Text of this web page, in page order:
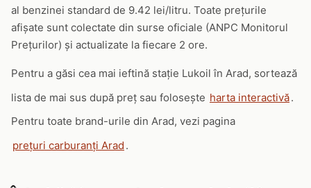
al benzinei standard de 9.42 lei/litru. Toate prețurile
afișate sunt colectate din surse oficiale (ANPC Monitorul
Prețurilor) și actualizate la fiecare 2 ore.
Pentru a găsi cea mai ieftină stație Lukoil în Arad, sortează
lista de mai sus după preț sau folosește harta interactivă.
Pentru toate brand-urile din Arad, vezi pagina
prețuri carburanți Arad .